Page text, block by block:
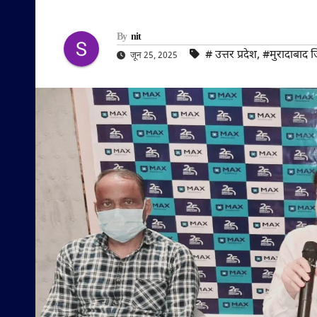
By nit
जून 25, 2025 #‌ उत्तर प्रदेश, #मुरादाबाद